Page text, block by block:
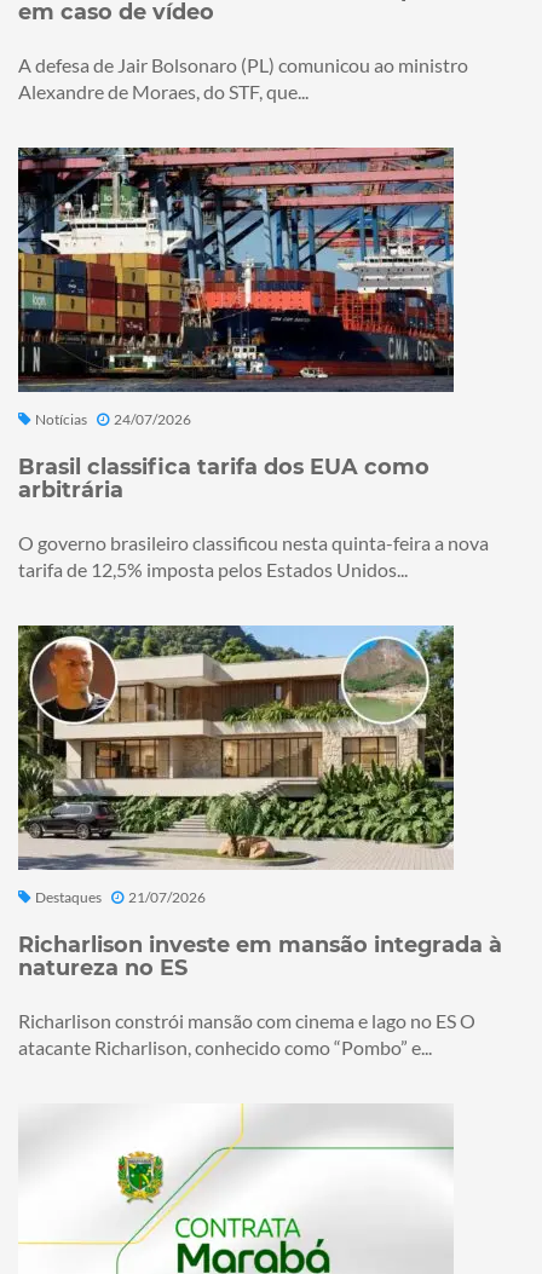
em caso de vídeo
A defesa de Jair Bolsonaro (PL) comunicou ao ministro
Alexandre de Moraes, do STF, que...
Notícias 24/07/2026
Brasil classifica tarifa dos EUA como
arbitrária
O governo brasileiro classificou nesta quinta-feira a nova
tarifa de 12,5% imposta pelos Estados Unidos...
Destaques 21/07/2026
Richarlison investe em mansão integrada à
natureza no ES
Richarlison constrói mansão com cinema e lago no ES O
atacante Richarlison, conhecido como “Pombo” e...